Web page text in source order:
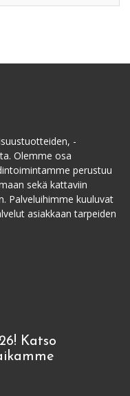
-
Olemme osa
perustuu
sekä kattaviin
Palveluihimme kuuluvat
asiakkaan tarpeiden
Katso